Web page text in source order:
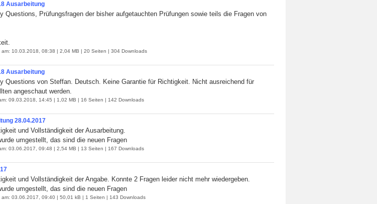
Ausarbeitung
Questions, Prüfungsfragen der bisher aufgetauchten Prüfungen sowie teils die Fragen von
am: 10.03.2018, 08:38 | 2,04 MB | 20 Seiten | 304 Downloads
Ausarbeitung
Questions von Steffan. Deutsch. Keine Garantie für Richtigkeit. Nicht ausreichend für
angeschaut werden.
09.03.2018, 14:45 | 1,02 MB | 16 Seiten | 142 Downloads
28.04.2017
und Vollständigkeit der Ausarbeitung.
umgestellt, das sind die neuen Fragen
03.06.2017, 09:48 | 2,54 MB | 13 Seiten | 167 Downloads
und Vollständigkeit der Angabe. Konnte 2 Fragen leider nicht mehr wiedergeben.
umgestellt, das sind die neuen Fragen
am: 03.06.2017, 09:40 | 50,01 kB | 1 Seiten | 143 Downloads